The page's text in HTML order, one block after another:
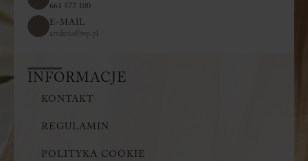
661 577 100
E-MAIL
artderia@wp.pl
INFORMACJE
KONTAKT
REGULAMIN
POLITYKA COOKIE